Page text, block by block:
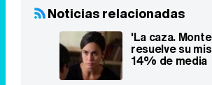
Noticias relacionadas
'La caza.
resuelve su
14% de media